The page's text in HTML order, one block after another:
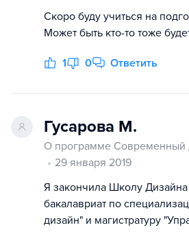
Скоро буду учиться на
Может быть кто-то тоже
1 0 Ответить
Гусарова М.
О программе Современный
29 января 2019
Я закончила Школу
бакалавриат по
дизайн" и магистратуру